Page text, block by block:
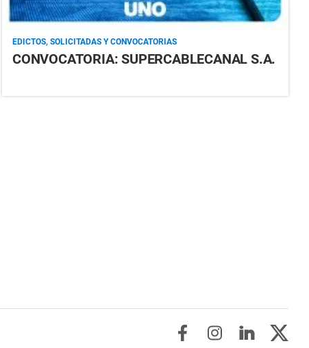
EDICTOS, SOLICITADAS Y CONVOCATORIAS
CONVOCATORIA: SUPERCABLECANAL S.A.